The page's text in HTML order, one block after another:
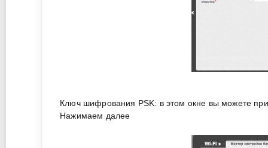
Ключ шифрования PSK: в этом окне вы можете
Нажимаем далее